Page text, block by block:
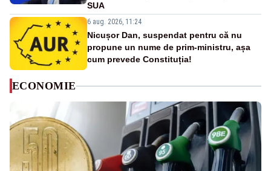
SUA
6 aug. 2026, 11:24
Nicușor Dan, suspendat pentru că nu
propune un nume de prim-ministru, așa
cum prevede Constituția!
ECONOMIE